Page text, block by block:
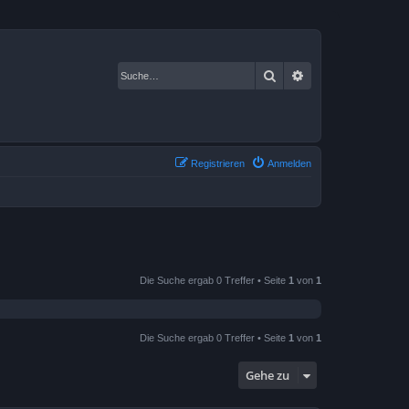
Suche
Anmelden
Registrieren
Die Suche ergab 0 Treffer • Seite 1 von 1
Die Suche ergab 0 Treffer • Seite 1 von 1
Gehe zu